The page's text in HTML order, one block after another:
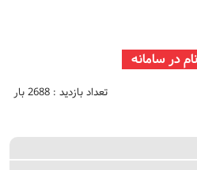
در سامانه
تعداد بازدید : 2688 بار